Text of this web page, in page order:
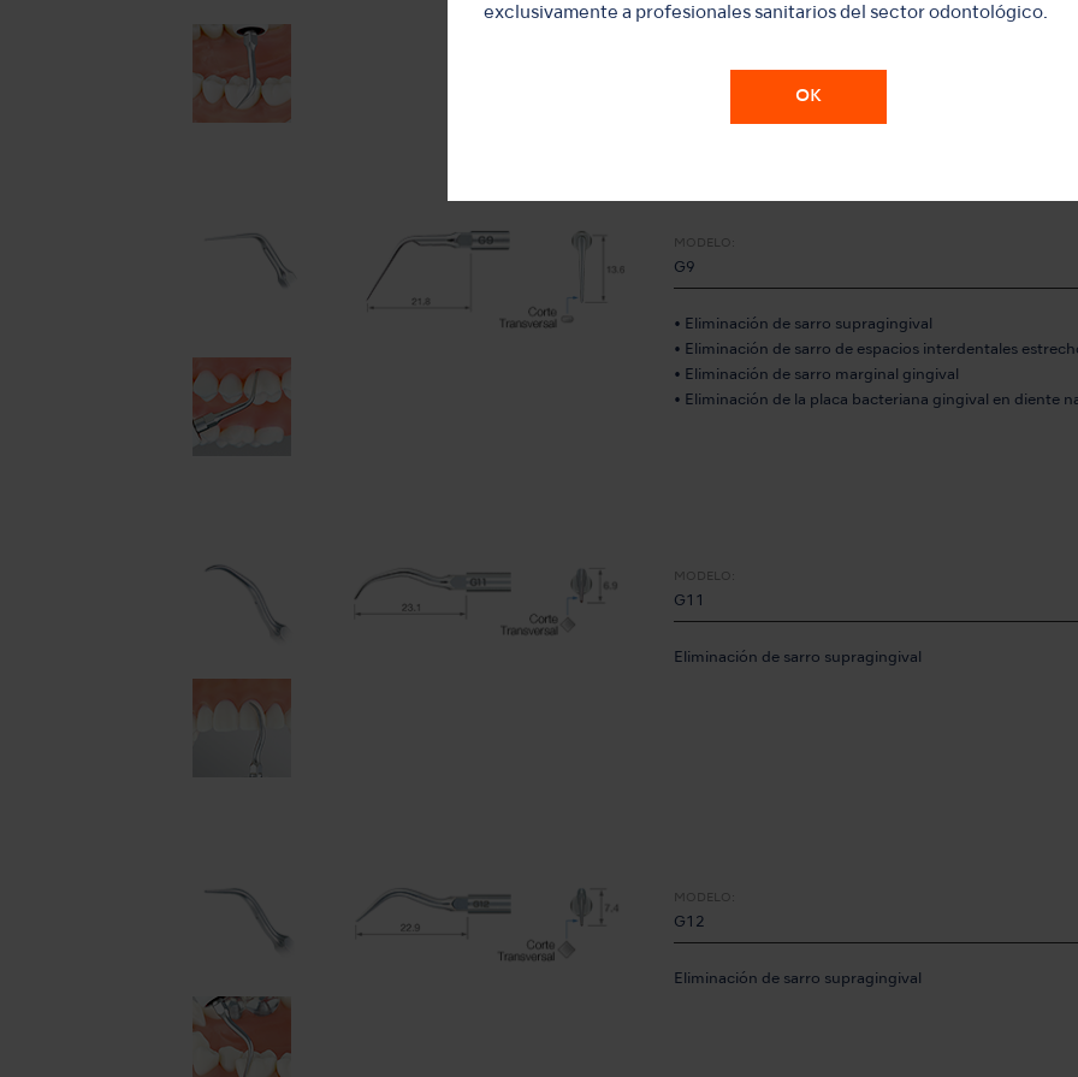
exclusivamente a profesionales sanitarios del sector odontológico.
OK
• Eliminación de sarro supragingival
MODELO:
G9
• Eliminación de sarro supragingival
• Eliminación de sarro de espacios interdentales
• Eliminación de sarro marginal gingival
• Eliminación de la placa bacteriana gingival en diente
MODELO:
G11
Eliminación de sarro supragingival
MODELO:
G12
Eliminación de sarro supragingival